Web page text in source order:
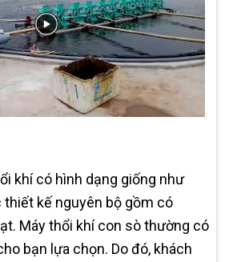
khí có hình dạng giống như
kế nguyên bộ gồm có
Máy thổi khí con sò thường có
bạn lựa chọn. Do đó, khách